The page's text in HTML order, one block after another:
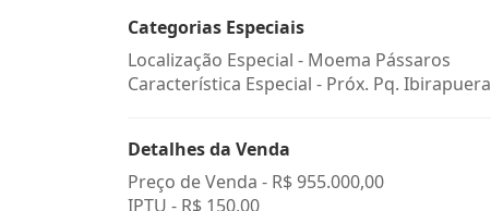
Categorias Especiais
Localização Especial - Moema Pássaros
Característica Especial - Próx. Pq. Ibirapuera
Detalhes da Venda
Preço de Venda - R$ 955.000,00
IPTU - R$ 150,00